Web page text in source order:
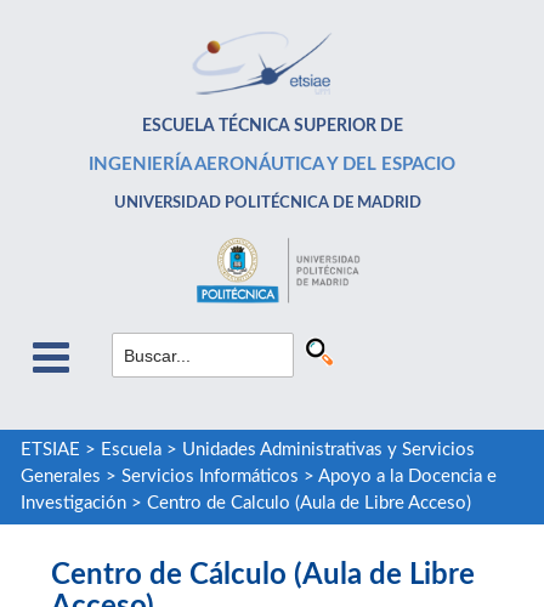
ESCUELA TÉCNICA SUPERIOR DE
INGENIERÍA AERONÁUTICA Y DEL ESPACIO
UNIVERSIDAD POLITÉCNICA DE MADRID
ETSIAE > Escuela> Unidades Administrativas y Servicios
Generales > Servicios Informáticos > Apoyo a la Docencia e
Investigación> Centro de Calculo (Aula de Libre Acceso)
Centro de Cálculo (Aula de Libre